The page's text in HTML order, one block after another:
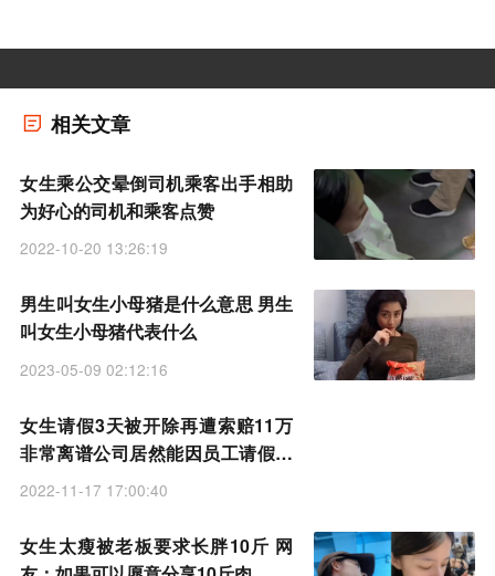
相关文章
女生乘公交晕倒司机乘客出手相助
为好心的司机和乘客点赞
2022-10-20 13:26:19
男生叫女生小母猪是什么意思 男生
叫女生小母猪代表什么
2023-05-09 02:12:16
女生请假3天被开除再遭索赔11万
非常离谱公司居然能因员工请假无
法经营倒闭
2022-11-17 17:00:40
女生太瘦被老板要求长胖10斤 网